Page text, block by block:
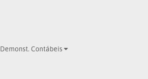
Demonst. Contábeis